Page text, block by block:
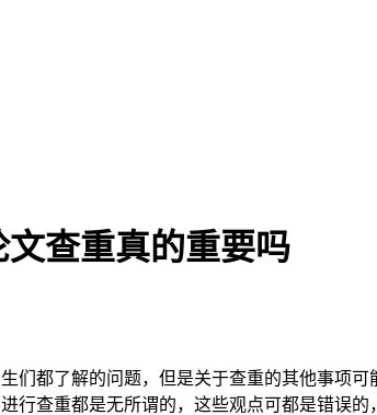
查重真的重要吗
们都了解的问题，但是关于查重的其他事项
行查重都是无所谓的，这些观点可都是错误